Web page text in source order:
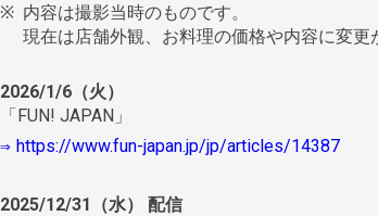
内容は撮影当時のものです。
現在は店舗外観、お料理の価格や内容に変更
2026/1/6（火）
「FUN! JAPAN」
https://www.fun-japan.jp/jp/articles/14387
2025/12/31（水） 配信